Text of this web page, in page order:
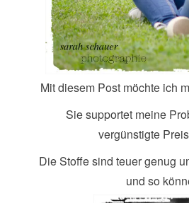
Mit diesem Post möchte ich
Sie supportet meine
vergünstigte
Die Stoffe sind teuer genug
und so